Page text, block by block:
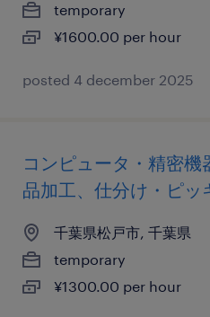
temporary
¥1600.00 per hour
posted 4 december 2025
コンピュータ・精密
品加工、仕分け・ピッ
千葉県松戸市, 千葉県
temporary
¥1300.00 per hour